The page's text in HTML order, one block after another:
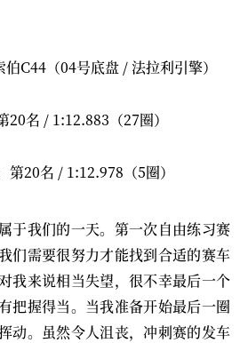
C44（04号底盘 / 法拉利引擎）
20名 / 1:12.883（27圈）
第20名 / 1:12.978（5圈）
于我们的一天。第一次自由练习赛
们需要很努力才能找到合适的赛车
我来说相当失望，很不幸最后一个
把握得当。当我准备开始最后一圈
动。虽然令人沮丧，冲刺赛的发车